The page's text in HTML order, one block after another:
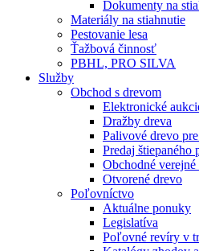
Dokumenty na
Materiály na stiahnutie
Pestovanie lesa
Ťažbová činnosť
PBHL, PRO SILVA
Služby
Obchod s drevom
Elektronické
Dražby dreva
Palivové drevo
Predaj štiepaného
Obchodné verejné
Otvorené drevo
Poľovníctvo
Aktuálne ponuky
Legislatíva
Poľovné revíry v